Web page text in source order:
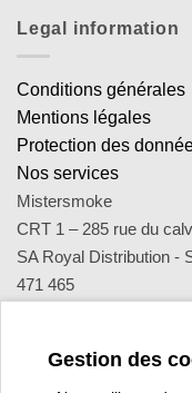
Legal information
Conditions générales
Mentions légales
Protection des
Nos services
Mistersmoke
CRT 1 – 285 rue du
SA Royal Distribution -
471 465
lundi au vendredi de 9h
Gestion des